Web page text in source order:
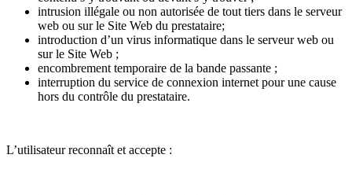
intrusion illégale ou non autorisée de tout tiers dans le serveur
web ou sur le Site Web du prestataire;
introduction d’un virus informatique dans le serveur web ou
sur le Site Web ;
encombrement temporaire de la bande passante ;
interruption du service de connexion internet pour une cause
hors du contrôle du prestataire.
L’utilisateur reconnaît et accepte :